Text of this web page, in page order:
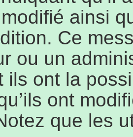
ainsi
Ce
ou un
ils ont la
ont
que les